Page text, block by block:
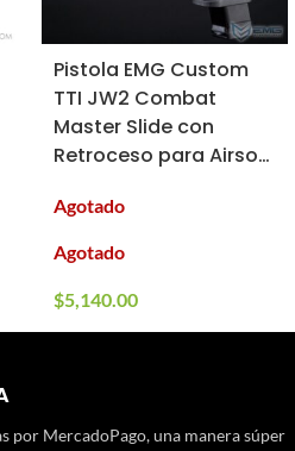
Pistola EMG Custom
TTI JW2 Combat
Master Slide con
Retroceso para Airsoft
Negro)
Agotado
Agotado
$5,140.00
por MercadoPago, una manera súper